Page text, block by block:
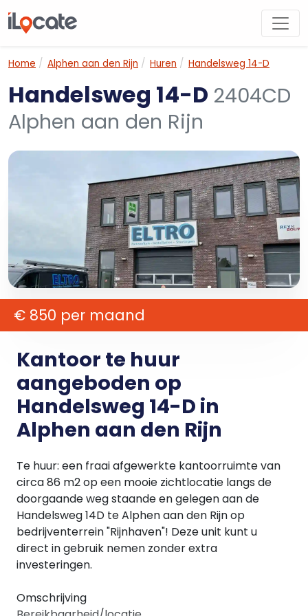
Home Alphen aan den Rijn Huren Handelsweg 14-D
Handelsweg 14-D 2404CD
Alphen aan den Rijn
€ 850 per maand
Kantoor te huur
aangeboden op
Handelsweg 14-D in
Alphen aan den Rijn
Te huur: een fraai afgewerkte kantoorruimte van
circa 86 m2 op een mooie zichtlocatie langs de
doorgaande weg staande en gelegen aan de
Handelsweg 14D te Alphen aan den Rijn op
bedrijventerrein "Rijnhaven"! Deze unit kunt u
direct in gebruik nemen zonder extra
investeringen.
Omschrijving